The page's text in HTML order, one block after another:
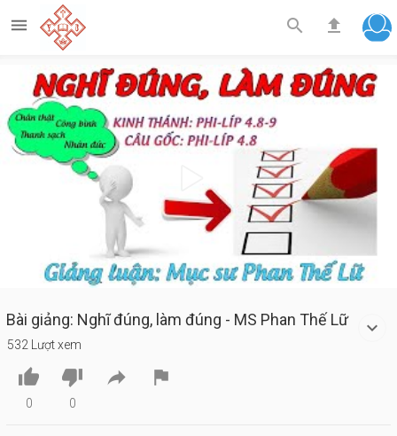
  
Play
Video
Bài giảng: Nghĩ đúng, làm đúng - MS Phan Thế Lữ
532 Lượt xem

0

0
 